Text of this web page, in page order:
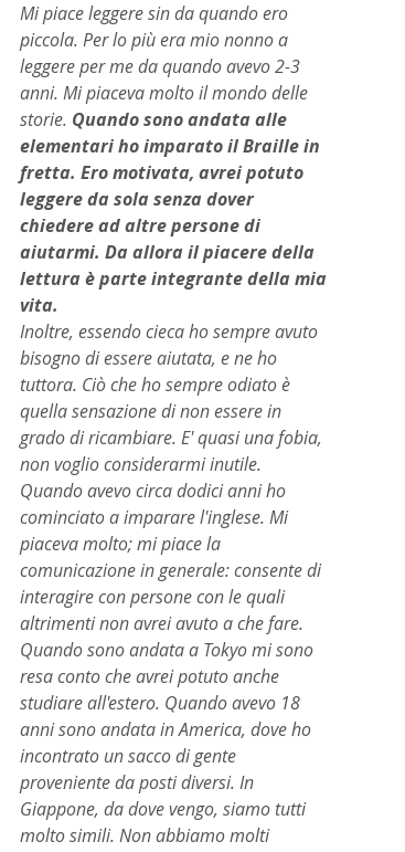
Mi piace leggere sin da quando ero
piccola. Per lo più era mio nonno a
leggere per me da quando avevo 2-3
anni. Mi piaceva molto il mondo delle
storie. Quando sono andata alle
elementari ho imparato il Braille in
fretta. Ero motivata, avrei potuto
leggere da sola senza dover
chiedere ad altre persone di
aiutarmi. Da allora il piacere della
lettura è parte integrante della mia
vita.
Inoltre, essendo cieca ho sempre avuto
bisogno di essere aiutata, e ne ho
tuttora. Ciò che ho sempre odiato è
quella sensazione di non essere in
grado di ricambiare. E' quasi una fobia,
non voglio considerarmi inutile.
Quando avevo circa dodici anni ho
cominciato a imparare l'inglese. Mi
piaceva molto; mi piace la
comunicazione in generale: consente di
interagire con persone con le quali
altrimenti non avrei avuto a che fare.
Quando sono andata a Tokyo mi sono
resa conto che avrei potuto anche
studiare all'estero. Quando avevo 18
anni sono andata in America, dove ho
incontrato un sacco di gente
proveniente da posti diversi. In
Giappone, da dove vengo, siamo tutti
molto simili. Non abbiamo molti